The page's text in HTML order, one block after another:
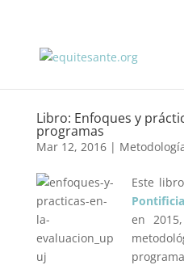
Libro: Enfoques y
programas
Mar 12, 2016|
Este
en